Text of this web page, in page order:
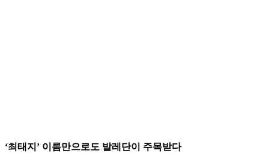
‘최태지’ 이름만으로도 발레단이 주목받다